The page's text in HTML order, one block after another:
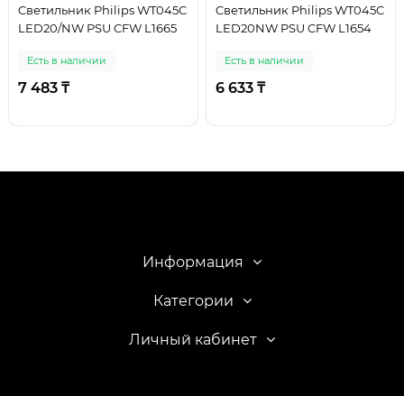
Cветильник Philips WT045C
LED20/NW PSU CFW L1665
Есть в наличии
7 483 ₸
Cветильник Philips WT045C
LED20NW PSU CFW L1654
Есть в наличии
6 633 ₸
Информация
Категории
Личный кабинет